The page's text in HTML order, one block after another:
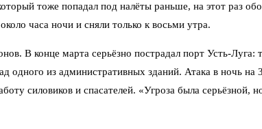
тоже попадал под налёты раньше, на этот раз
часа ночи и сняли только к восьми утра.
В конце марта серьёзно пострадал порт Усть-
одного из административных зданий. Атака в ночь
силовиков и спасателей. «Угроза была